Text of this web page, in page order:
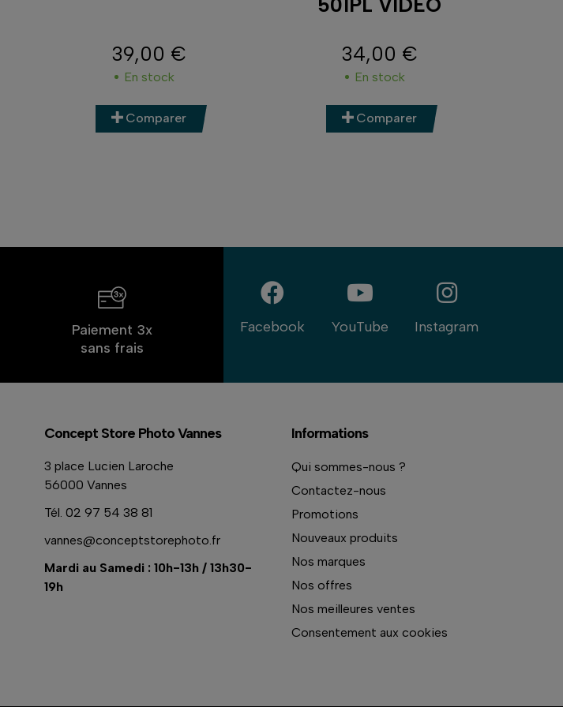
Prix
39,00 €
En stock
Comparer
Prix
34,00 €
En stock
Comparer
Paiement 3x
sans frais
Facebook YouTube Instagram
Concept Store Photo Vannes
3 place Lucien Laroche
56000 Vannes
Tél. 02 97 54 38 81
vannes@conceptstorephoto.fr
Mardi au Samedi : 10h-13h / 13h30-
19h
Informations
Qui sommes-nous ?
Contactez-nous
Promotions
Nouveaux produits
Nos marques
Nos offres
Nos meilleures ventes
Consentement aux cookies